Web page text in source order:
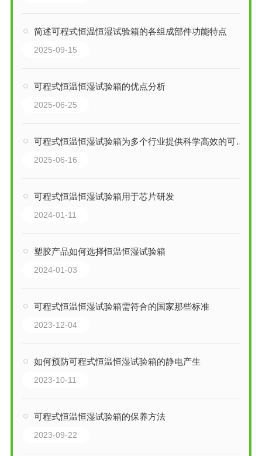
简述可程式恒温恒湿试验箱的各组成部件功能特点
2025-09-15
可程式恒温恒湿试验箱的优点分析
2025-06-25
可程式恒温恒湿试验箱为多个行业提供科学高效的可靠性测试平台
2025-06-16
可程式恒温恒湿试验箱用于芯片研发
2024-01-11
塑胶产品如何选择恒温恒湿试验箱
2024-01-03
可程式恒温恒湿试验箱需符合的国家那些标准
2023-12-04
如何预防可程式恒温恒湿试验箱的静电产生
2023-10-11
可程式恒温恒湿试验箱的保养方法
2023-09-22